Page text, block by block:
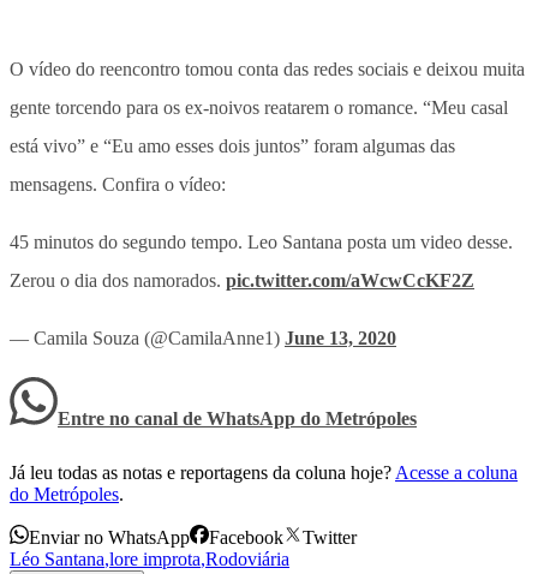
O vídeo do reencontro tomou conta das redes sociais e deixou muita
gente torcendo para os ex-noivos reatarem o romance. “Meu casal
está vivo” e “Eu amo esses dois juntos” foram algumas das
mensagens. Confira o vídeo:
45 minutos do segundo tempo. Leo Santana posta um video desse.
Zerou o dia dos namorados. pic.twitter.com/aWcwCcKF2Z
— Camila Souza (@CamilaAnne1) June 13, 2020
Entre no canal de WhatsApp do Metrópoles
Já leu todas as notas e reportagens da coluna hoje? Acesse a coluna
do Metrópoles.
Enviar no WhatsApp Facebook
Twitter
Léo Santana,lore improta,Rodoviária